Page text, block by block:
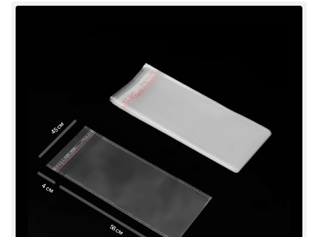
45 см
4 см
58 см